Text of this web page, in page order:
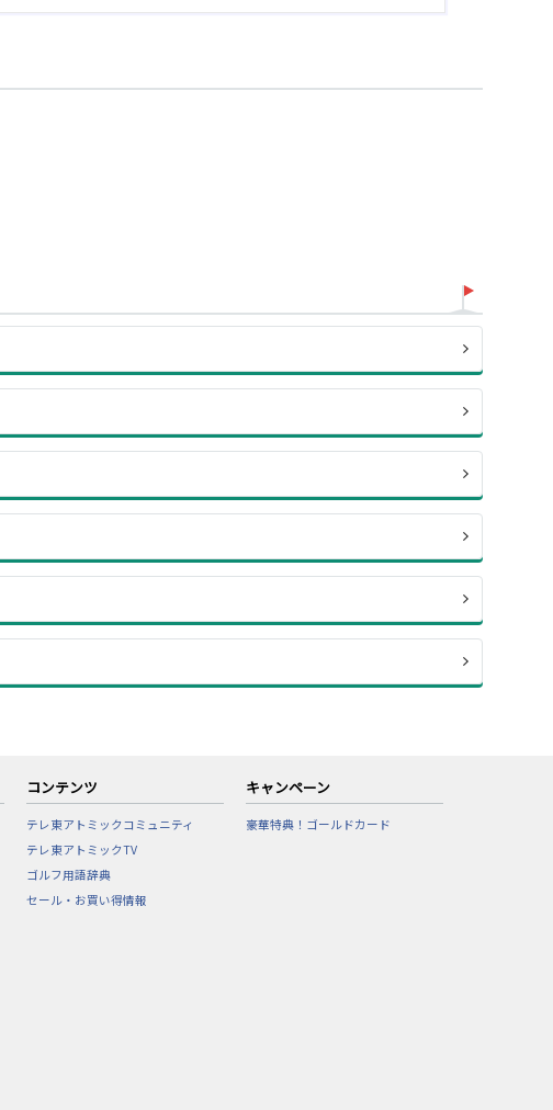
コンテンツ
テレ東アトミックコミュニティ
テレ東アトミックTV
ゴルフ用語辞典
セール・お買い得情報
キャンペーン
豪華特典！ゴールドカード